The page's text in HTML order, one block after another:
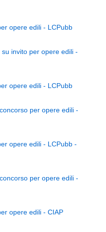
opere edili - LCPubb
invito per opere edili -
opere edili - LCPubb
per opere edili -
opere edili - LCPubb -
per opere edili -
opere edili - CIAP